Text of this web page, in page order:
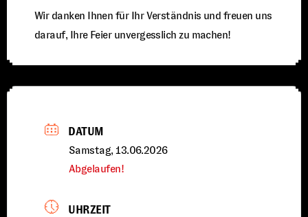
Wir danken Ihnen für Ihr Verständnis und freuen uns
darauf, Ihre Feier unvergesslich zu machen!
DATUM
Samstag, 13.06.2026
Abgelaufen!
UHRZEIT